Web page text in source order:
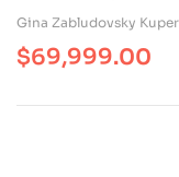
De Max Weber
Gina Zabludovsky Kuper
$69,999.00